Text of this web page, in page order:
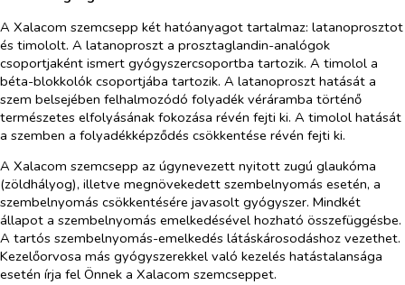
A Xalacom szemcsepp két hatóanyagot tartalmaz: latanoprosztot
és timololt. A latanoproszt a prosztaglandin-analógok
csoportjaként ismert gyógyszercsoportba tartozik. A timolol a
béta-blokkolók csoportjába tartozik. A latanoproszt hatását a
szem belsejében felhalmozódó folyadék véráramba történő
természetes elfolyásának fokozása révén fejti ki. A timolol hatását
a szemben a folyadékképződés csökkentése révén fejti ki.
A Xalacom szemcsepp az úgynevezett nyitott zugú glaukóma
(zöldhályog), illetve megnövekedett szembelnyomás esetén, a
szembelnyomás csökkentésére javasolt gyógyszer. Mindkét
állapot a szembelnyomás emelkedésével hozható összefüggésbe.
A tartós szembelnyomás-emelkedés látáskárosodáshoz vezethet.
Kezelőorvosa más gyógyszerekkel való kezelés hatástalansága
esetén írja fel Önnek a Xalacom szemcseppet.